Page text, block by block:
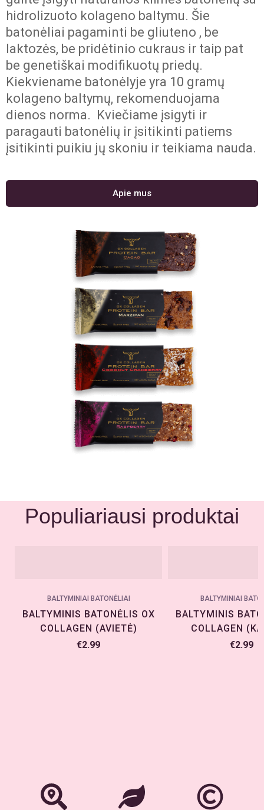
hidrolizuoto kolageno baltymu. Šie
batonėliai pagaminti be gliuteno , be
laktozės, be pridėtinio cukraus ir taip pat
be genetiškai modifikuotų priedų.
Kiekviename batonėlyje yra 10 gramų
kolageno baltymų, rekomenduojama
dienos norma. Kviečiame įsigyti ir
paragauti batonėlių ir įsitikinti patiems
įsitikinti puikiu jų skoniu ir teikiama nauda.
Apie mus
Populiariausi produktai
BALTYMINIAI BATONĖLIAI
BALTYMINIS BATONĖLIS OX
COLLAGEN (AVIETĖ)
€2.99
BALTYMINIAI
BALTYMINIS
COLLAGEN
€2.99